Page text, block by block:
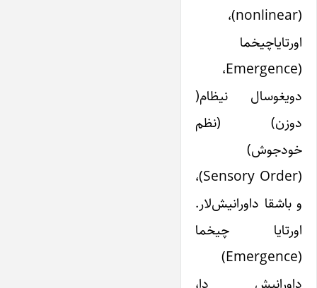
(nonlinear)،
اورتایاچیخما
(Emergence،
دویغوسال نیظام(
دوزن) (نظم
خودجوش)
(Sensory Order)،
و باشقا داورانیش‌لار.
اورتایا چیخما
(Emergence)
داورانیش دا،